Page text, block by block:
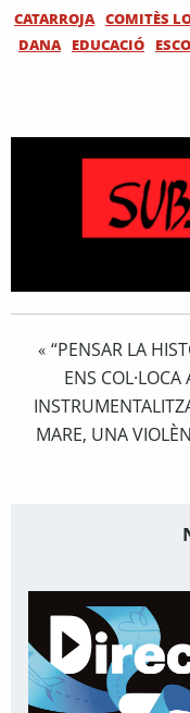
CATARROJA COMITÈS
DANA
EDUCACIÓ
« “PENSAR LA
ENS COL·LOCA
MARE, UNA